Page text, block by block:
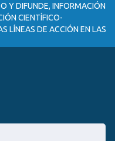
Y DIFUNDE, INFORMACIÓN
CIENTÍFICO-
LÍNEAS DE ACCIÓN EN LAS